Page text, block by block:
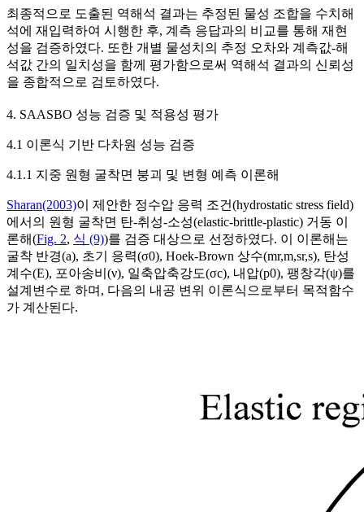
최종적으로 도출된 역해석 결과는 추정된 물성 조합을 수치해
석에 재입력하여 시행한 후, 계측 응답과의 비교를 통해 재현
성을 검증하였다. 또한 개별 물성치의 추정 오차와 계측값-해
석값 간의 일치성을 함께 평가함으로써 역해석 결과의 신뢰성
을 종합적으로 검토하였다.
4. SAASBO 성능 검증 및 적용성 평가
4.1 이론식 기반 다차원 성능 검증
4.1.1 지중 원형 굴착면 붕괴 및 변형 예측 이론해
Sharan(2003)이 제안한 정수압 응력 조건(hydrostatic stress field)
에서의 원형 굴착면 탄-취성-소성(elastic-brittle-plastic) 거동 이
론해(Fig. 2, 식 (9))를 검증 대상으로 선정하였다. 이 이론해는
굴착 반경(a), 초기 응력(σ0), Hoek-Brown 상수(mr,m,sr,s), 탄성
계수(E), 포아송비(ν), 일축압축강도(σc), 내압(p0), 팽창각(ψ)를
설계변수로 하며, 다음의 내공 변위 이론식으로부터 목적함수
가 계산된다.